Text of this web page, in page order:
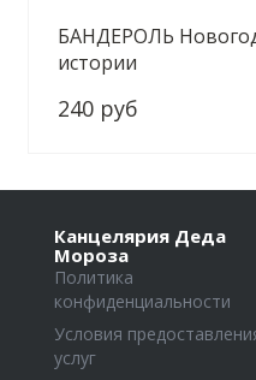
БАНДЕРОЛЬ
истории
240 руб
Канцелярия Деда
Мороза
Политика
конфиденциальности
Условия
услуг